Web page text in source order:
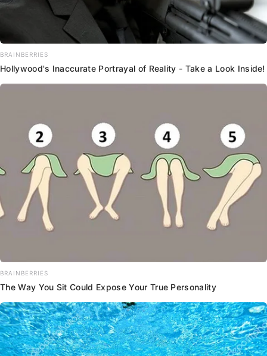
BRAINBERRIES
Hollywood's Inaccurate Portrayal of Reality - Take a Look Inside!
BRAINBERRIES
The Way You Sit Could Expose Your True Personality